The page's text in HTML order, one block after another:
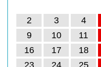
2
3 4
9
10 11
16
17 18